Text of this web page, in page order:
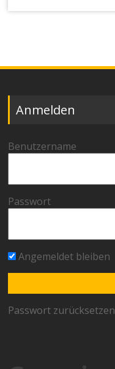
Anmelden
Benutzername
Passwort
Angemeldet bleiben
Passwort zurücksetzen